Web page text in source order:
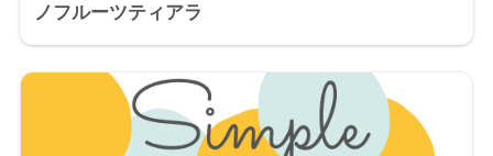
ノフルーツティアラ